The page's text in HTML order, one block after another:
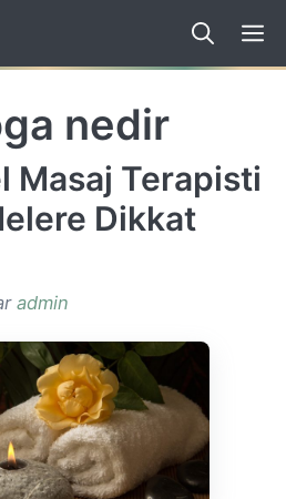
nedir
Masaj Terapisti
Dikkat
admin